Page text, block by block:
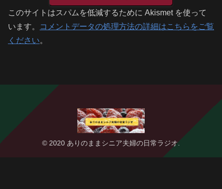
このサイトはスパムを低減するために Akismet を使って
います。
コメントデータの処理方法の詳細はこちらをご覧
ください。
© 2020 ありのままシニア夫婦の日常ラジオ.